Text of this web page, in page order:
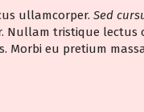
ullamcorper. Sed
Nullam tristique lectus
Morbi eu pretium